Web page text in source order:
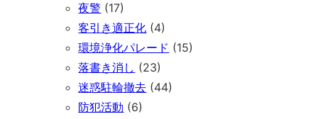
夜警 (17)
客引き適正化 (4)
環境浄化パレード (15)
落書き消し (23)
迷惑駐輪撤去 (44)
防犯活動 (6)